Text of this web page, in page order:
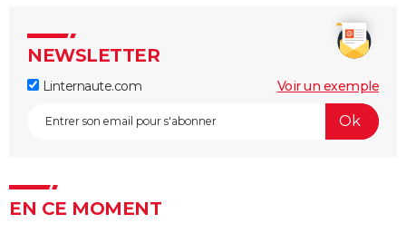
NEWSLETTER
Linternaute.com Voir un exemple
EN CE MOMENT